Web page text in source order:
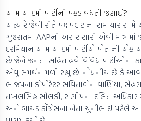
આમ આદમી પાર્ટીની પકડ વધતી જણાઈ?
અત્યારે જેવી રીતે પક્ષપલટાના સમાચાર
ગુજરાતમાં AAPની અસર સારી એવી
દરમિયાન આમ આદમી પાર્ટીએ પોતાની
છે જેને જનતા સહિત હવે વિવિધ પાર્ટીઓના
એવુ સમર્થન મળી રહ્યું છે. નોંધનીય છે કે
ભાજપના કોર્પોરેટર સવિતાબેન વાણિયા,
તખલસિંહ સોલંકી, રાણીપના દલિત અધિકાર
અને બાયડ કોંગ્રેસના નેતા ચુનીભાઈ પટેલે